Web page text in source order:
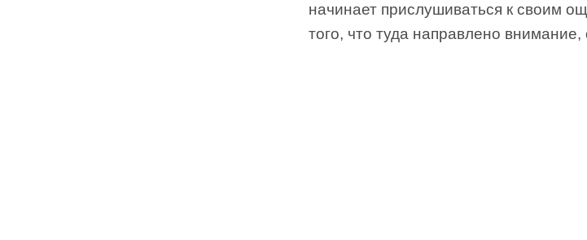
начинает прислушиваться к своим
того, что туда направлено